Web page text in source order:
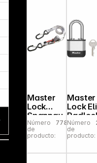
Master
Lock
Spanngu
rt
3113EURD
AT
Número
de
producto:
778514
Master
Lock
45mm,
38mm
Shackle,
5-Pin
Número
de
producto: